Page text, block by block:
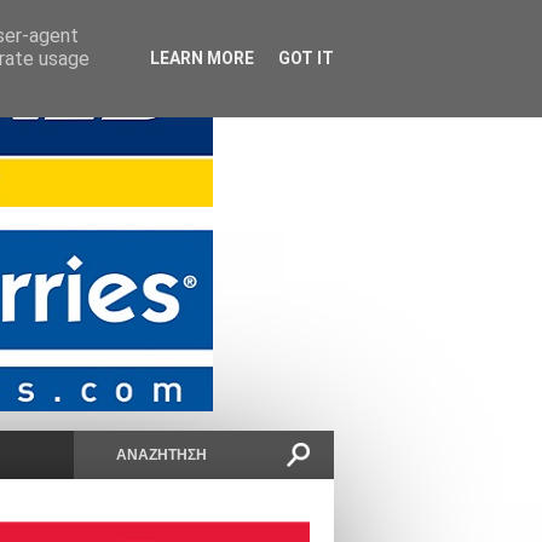
agent
usage
LEARN MORE GOT IT